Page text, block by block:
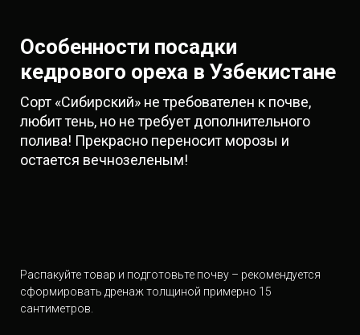
Особенности посадки
кедрового ореха в Узбекистане
Сорт «Сибирский» не требователен к почве,
любит тень, но не требует дополнительного
полива! Прекрасно переносит морозы и
остается вечнозеленым!
Распакуйте товар и подготовьте почву – рекомендуется
сформировать дренаж толщиной примерно 15
сантиметров.